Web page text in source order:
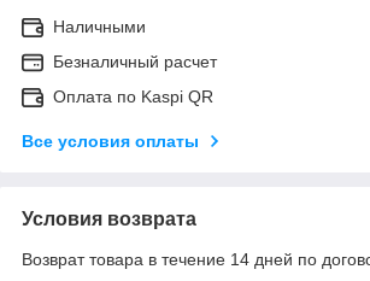
Наличными
Безналичный расчет
Оплата по Kaspi QR
Все условия оплаты
Условия возврата
Возврат товара в течение 14 дней по